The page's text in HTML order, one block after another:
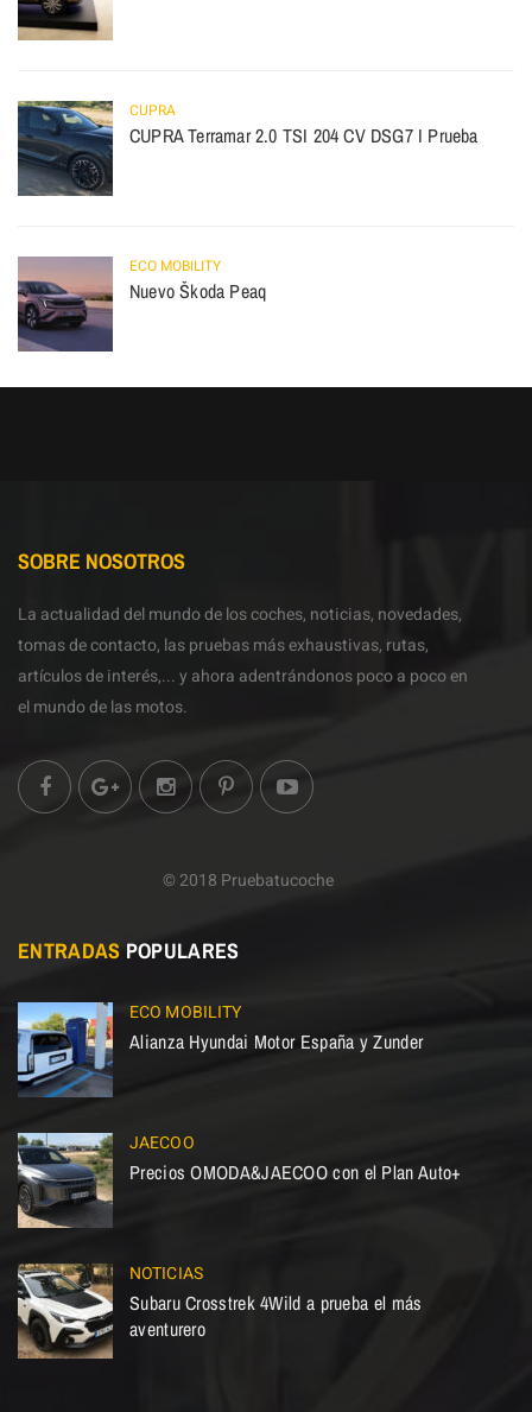
CUPRA
CUPRA Terramar 2.0 TSI 204 CV DSG7 I Prueba
ECO MOBILITY
Nuevo Škoda Peaq
SOBRE NOSOTROS
La actualidad del mundo de los coches, noticias, novedades,
tomas de contacto, las pruebas más exhaustivas, rutas,
artículos de interés,... y ahora adentrándonos poco a poco en
el mundo de las motos.
© 2018 Pruebatucoche
ENTRADAS POPULARES
ECO MOBILITY
Alianza Hyundai Motor España y Zunder
JAECOO
Precios OMODA&JAECOO con el Plan Auto+
NOTICIAS
Subaru Crosstrek 4Wild a prueba el más
aventurero